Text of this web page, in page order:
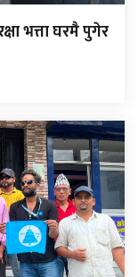
भत्ता घरमै पुगेर